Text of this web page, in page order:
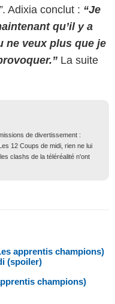
. Adixia conclut : “Je
qu’il y a
ne veux plus que je
La suite
de divertissement :
12 Coups de midi, rien ne lui
clashs de la téléréalité n'ont
apprentis champions)
(spoiler)
champions)